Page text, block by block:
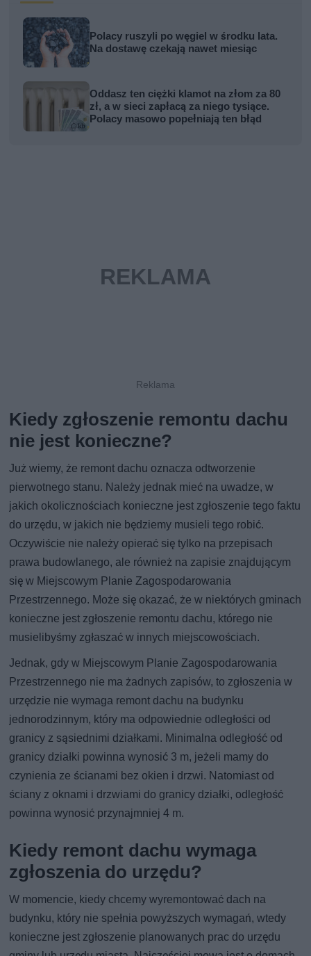
Polacy ruszyli po węgiel w środku lata.
Na dostawę czekają nawet miesiąc
Oddasz ten ciężki klamot na złom za 80
zł, a w sieci zapłacą za niego tysiące.
Polacy masowo popełniają ten błąd
Kiedy zgłoszenie remontu dachu
nie jest konieczne?
Już wiemy, że remont dachu oznacza odtworzenie
pierwotnego stanu. Należy jednak mieć na uwadze, w
jakich okolicznościach konieczne jest zgłoszenie tego faktu
do urzędu, w jakich nie będziemy musieli tego robić.
Oczywiście nie należy opierać się tylko na przepisach
prawa budowlanego, ale również na zapisie znajdującym
się w Miejscowym Planie Zagospodarowania
Przestrzennego. Może się okazać, że w niektórych gminach
konieczne jest zgłoszenie remontu dachu, którego nie
musielibyśmy zgłaszać w innych miejscowościach.
Jednak, gdy w Miejscowym Planie Zagospodarowania
Przestrzennego nie ma żadnych zapisów, to zgłoszenia w
urzędzie nie wymaga remont dachu na budynku
jednorodzinnym, który ma odpowiednie odległości od
granicy z sąsiednimi działkami. Minimalna odległość od
granicy działki powinna wynosić 3 m, jeżeli mamy do
czynienia ze ścianami bez okien i drzwi. Natomiast od
ściany z oknami i drzwiami do granicy działki, odległość
powinna wynosić przynajmniej 4 m.
Kiedy remont dachu wymaga
zgłoszenia do urzędu?
W momencie, kiedy chcemy wyremontować dach na
budynku, który nie spełnia powyższych wymagań, wtedy
konieczne jest zgłoszenie planowanych prac do urzędu